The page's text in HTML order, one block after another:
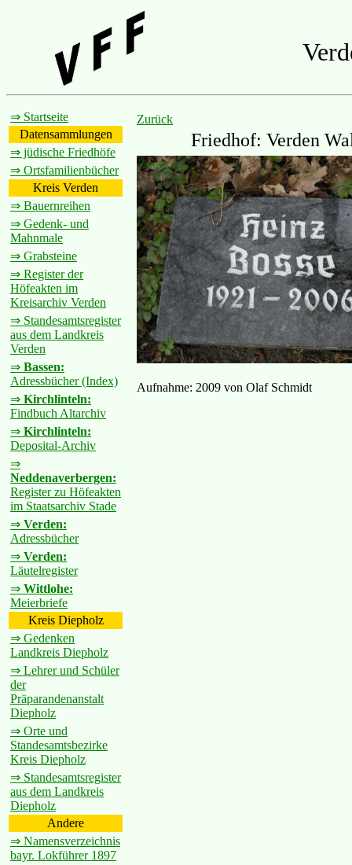
⇒ Startseite
Datensammlungen
⇒ jüdische Friedhöfe
⇒ Ortsfamilienbücher
Kreis Verden
⇒ Bauernreihen
⇒ Gedenk- und
Mahnmale
⇒ Grabsteine
⇒ Register der
Höfeakten im
Kreisarchiv Verden
⇒ Standesamtsregister
aus dem Landkreis
Verden
⇒ Bassen:
Adressbücher (Index)
⇒ Kirchlinteln:
Findbuch Altarchiv
⇒ Kirchlinteln:
Deposital-Archiv
⇒
Neddenaverbergen:
Register zu Höfeakten
im Staatsarchiv Stade
⇒ Verden:
Adressbücher
⇒ Verden:
Läutelregister
⇒ Wittlohe:
Meierbriefe
Kreis Diepholz
⇒ Gedenken
Landkreis Diepholz
⇒ Lehrer und Schüler
der
Präparandenanstalt
Diepholz
⇒ Orte und
Standesamtsbezirke
Kreis Diepholz
⇒ Standesamtsregister
aus dem Landkreis
Diepholz
Andere
⇒ Namensverzeichnis
bayr. Lokführer 1897
Zurück
Friedhof: Verden
Zoom
Aufnahme: 2009 von Olaf Schmidt